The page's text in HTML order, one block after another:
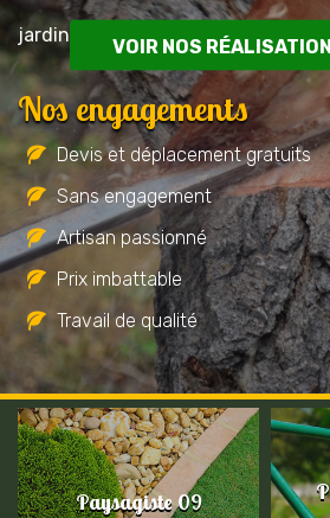
jardin
VOIR NOS
Nos engagements
Devis et déplacement gratuits
Sans engagement
Artisan passionné
Prix imbattable
Travail de qualité
Paysagiste 09